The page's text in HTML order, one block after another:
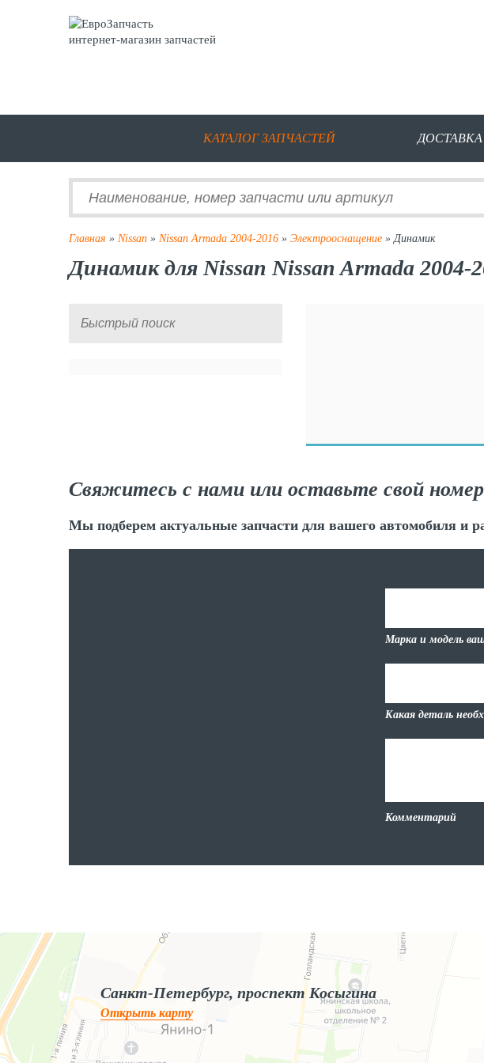
интернет-магазин запчастей
КАТАЛОГ ЗАПЧАСТЕЙ
Главная » Nissan » Nissan Armada 2004-2016 » Электрооснащение » Динамик
Динамик для Nissan Nissan Armada 2004-
Свяжитесь с нами или оставьте свой номер
Мы подберем актуальные запчасти для вашего автомобиля и
Марка и модель
Какая деталь
Комментарий
Яндекс.Карты
Яндекс.Карты — поиск мест и адресов, городской транспорт
Санкт-Петербург, проспект Косыгина
Открыть карту